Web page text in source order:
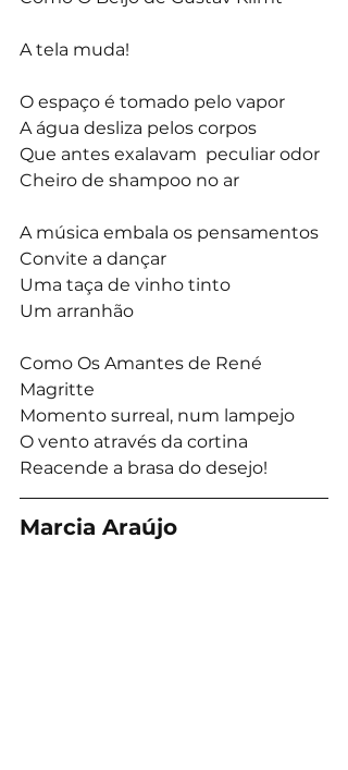
A tela muda!
O espaço é tomado pelo vapor
A água desliza pelos corpos
Que antes exalavam  peculiar odor
Cheiro de shampoo no ar
A música embala os pensamentos
Convite a dançar
Uma taça de vinho tinto
Um arranhão
Como Os Amantes de René
Magritte
Momento surreal, num lampejo
O vento através da cortina
Reacende a brasa do desejo!
Marcia Araújo